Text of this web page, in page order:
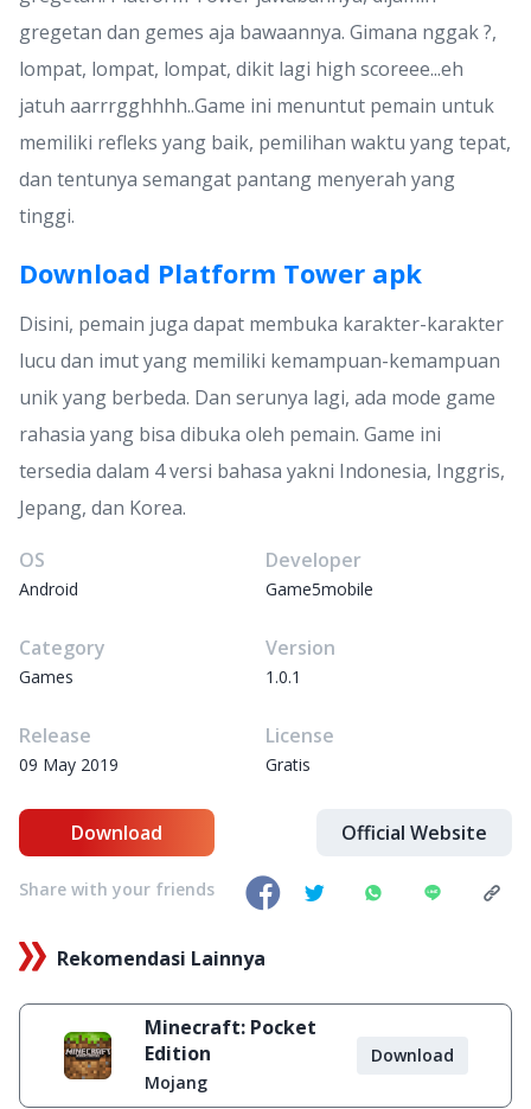
gregetan dan gemes aja bawaannya. Gimana nggak ?,
lompat, lompat, lompat, dikit lagi high scoreee...eh
jatuh aarrrgghhhh..Game ini menuntut pemain untuk
memiliki refleks yang baik, pemilihan waktu yang tepat,
dan tentunya semangat pantang menyerah yang
tinggi.
Download Platform Tower apk
Disini, pemain juga dapat membuka karakter-karakter
lucu dan imut yang memiliki kemampuan-kemampuan
unik yang berbeda. Dan serunya lagi, ada mode game
rahasia yang bisa dibuka oleh pemain. Game ini
tersedia dalam 4 versi bahasa yakni Indonesia, Inggris,
Jepang, dan Korea.
OS
Android
Developer
Game5mobile
Category
Games
Version
1.0.1
Release
09 May 2019
License
Gratis
Download Official Website
Share with your friends
Rekomendasi Lainnya
Minecraft: Pocket
Edition
Mojang
Download